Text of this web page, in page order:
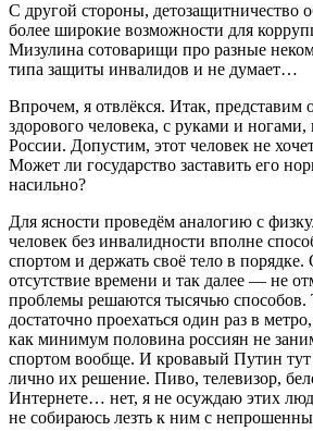
С другой стороны, детозащитничество
более широкие возможности для
Мизулина сотоварищи про разные
типа защиты инвалидов и не думает…
Впрочем, я отвлёкся. Итак, представим
здорового человека, с руками и
России. Допустим, этот человек не
Может ли государство заставить его
насильно?
Для ясности проведём аналогию с
человек без инвалидности вполне
спортом и держать своё тело в порядке.
отсутствие времени и так далее — не
проблемы решаются тысячью способов.
достаточно проехаться один раз в
как минимум половина россиян не
спортом вообще. И кровавый Путин тут
лично их решение. Пиво, телевизор,
Интернете… нет, я не осуждаю этих
не собираюсь лезть к ним с